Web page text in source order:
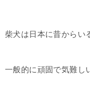
柴犬は日本に昔からい
一般的に頑固で気難し